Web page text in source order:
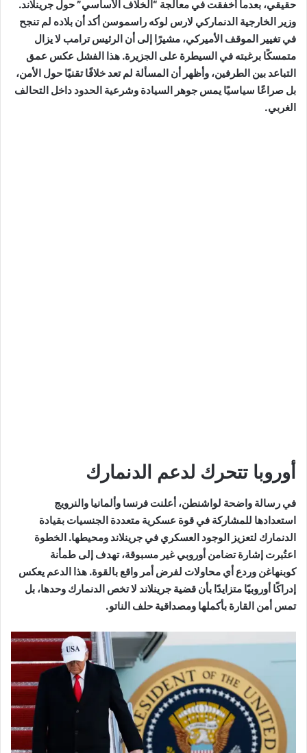
حقيقي، بعدما أخفقت في معالجة “الخلاف الأساسي” حول جرينلاند.
وزير الخارجية الدنماركي لارس لوكه راسموسن أكد أن بلاده لم تنجح
في تغيير الموقف الأميركي، مشيرًا إلى أن الرئيس ترامب لا يزال
متمسكًا برغبته في السيطرة على الجزيرة. هذا الفشل عكس عمق
التباعد بين الطرفين، وأظهر أن المسألة لم تعد خلافًا تقنيًا حول الأمن،
بل صراعًا سياسيًا يمس جوهر السيادة وشرعية الحدود داخل التحالف
الغربي.
أوروبا تتحرك لدعم الدنمارك
في رسالة واضحة لواشنطن، أعلنت فرنسا وألمانيا والنرويج
استعدادها للمشاركة في قوة عسكرية متعددة الجنسيات بقيادة
الدنمارك لتعزيز الوجود العسكري في جرينلاند ومحيطها. الخطوة
اعتُبرت إشارة تضامن أوروبي غير مسبوقة، تهدف إلى طمأنة
كوبنهاغن وردع أي محاولات لفرض أمر واقع بالقوة. هذا الدعم يعكس
إدراكًا أوروبيًا متزايدًا بأن قضية جرينلاند لا تخص الدنمارك وحدها، بل
تمس أمن القارة بأكملها ومصداقية حلف الناتو.